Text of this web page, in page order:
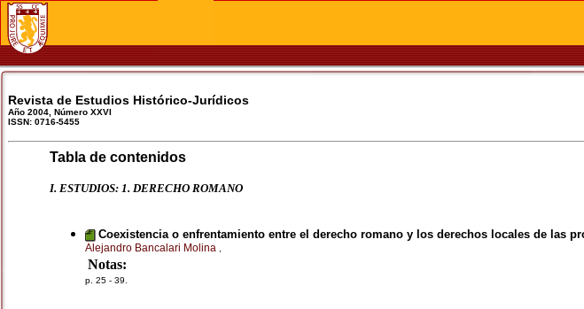
Revista de Estudios Histórico-Jurídicos
Año 2004, Número XXVI
ISSN: 0716-5455
Tabla de contenidos
I. ESTUDIOS: 1. DERECHO ROMANO
Coexistencia o enfrentamiento entre el derecho romano y los derechos locales de las
Alejandro Bancalari Molina
Notas:
p. 25 - 39.